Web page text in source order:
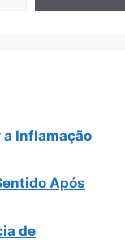
a Inflamação
Após
de